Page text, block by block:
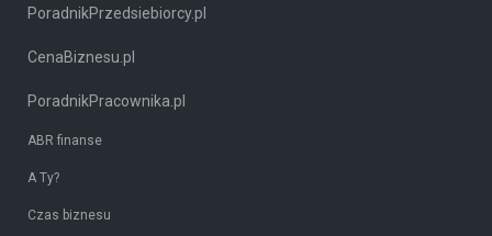
PoradnikPrzedsiebiorcy.pl
CenaBiznesu.pl
PoradnikPracownika.pl
ABR finanse
A Ty?
Czas biznesu